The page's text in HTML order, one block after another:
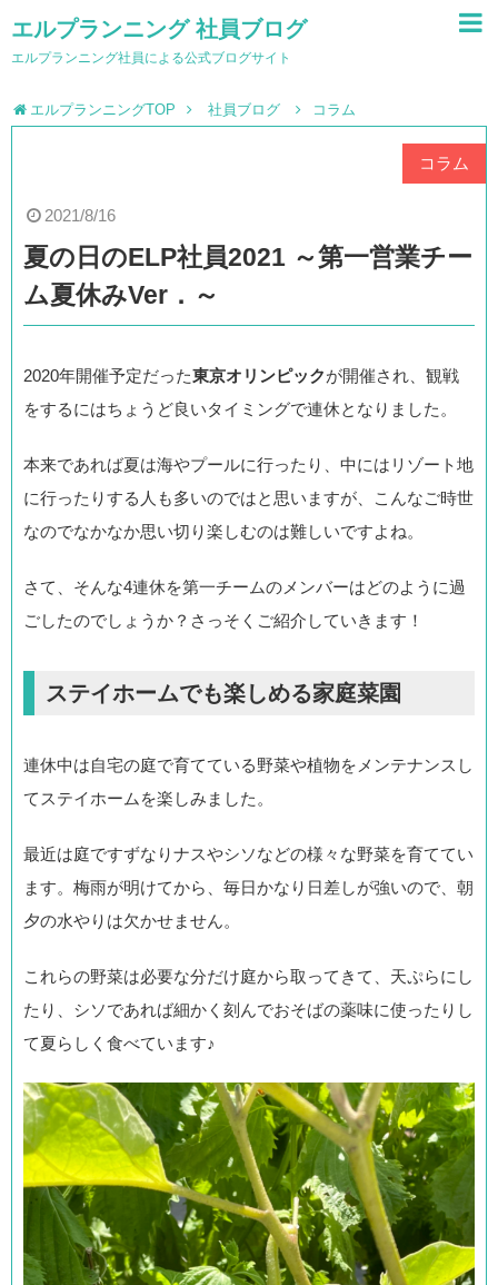
エルプランニング 社員ブログ
エルプランニング社員による公式ブログサイト
エルプランニングTOP 社員ブログ コラム
2021/8/16
コラム
夏の日のELP社員2021 ～第一営業チー
ム夏休みVer．～
2020年開催予定だった東京オリンピックが開催され、観戦
をするにはちょうど良いタイミングで連休となりました。
本来であれば夏は海やプールに行ったり、中にはリゾート地
に行ったりする人も多いのではと思いますが、こんなご時世
なのでなかなか思い切り楽しむのは難しいですよね。
さて、そんな4連休を第一チームのメンバーはどのように過
ごしたのでしょうか？さっそくご紹介していきます！
ステイホームでも楽しめる家庭菜園
連休中は自宅の庭で育てている野菜や植物をメンテナンスし
てステイホームを楽しみました。
最近は庭ですずなりナスやシソなどの様々な野菜を育ててい
ます。梅雨が明けてから、毎日かなり日差しが強いので、朝
夕の水やりは欠かせません。
これらの野菜は必要な分だけ庭から取ってきて、天ぷらにし
たり、シソであれば細かく刻んでおそばの薬味に使ったりし
て夏らしく食べています♪